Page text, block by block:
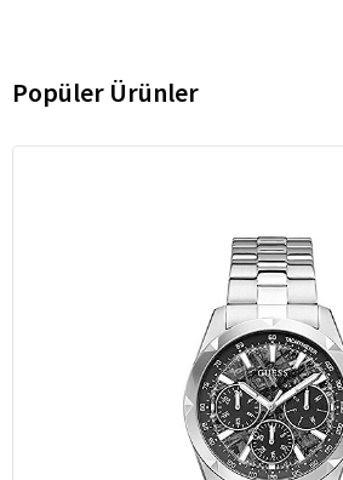
Popüler Ürünler